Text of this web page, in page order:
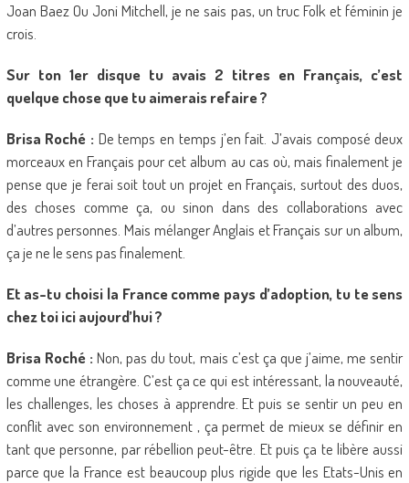
Joan Baez Ou Joni Mitchell, je ne sais pas, un truc Folk et féminin je
crois.
Sur ton 1er disque tu avais 2 titres en Français, c’est
quelque chose que tu aimerais refaire ?
Brisa Roché : De temps en temps j’en fait. J’avais composé deux
morceaux en Français pour cet album au cas où, mais finalement je
pense que je ferai soit tout un projet en Français, surtout des duos,
des choses comme ça, ou sinon dans des collaborations avec
d’autres personnes. Mais mélanger Anglais et Français sur un album,
ça je ne le sens pas finalement.
Et as-tu choisi la France comme pays d’adoption, tu te sens
chez toi ici aujourd’hui ?
Brisa Roché : Non, pas du tout, mais c’est ça que j’aime, me sentir
comme une étrangère. C’est ça ce qui est intéressant, la nouveauté,
les challenges, les choses à apprendre. Et puis se sentir un peu en
conflit avec son environnement , ça permet de mieux se définir en
tant que personne, par rébellion peut-être. Et puis ça te libère aussi
parce que la France est beaucoup plus rigide que les Etats-Unis en